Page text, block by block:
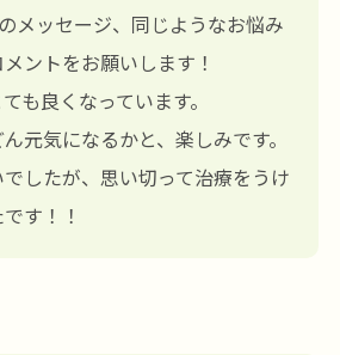
メッセージ、同じようなお悩み
ントをお願いします！
も良くなっています。
元気になるかと、楽しみです。
したが、思い切って治療をうけ
す！！